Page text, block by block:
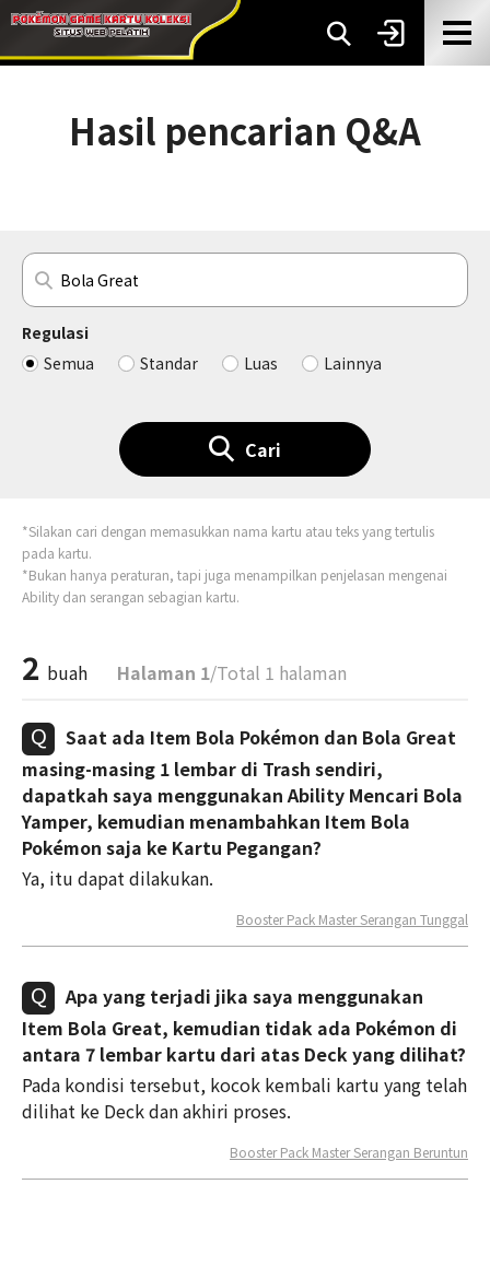
Hasil pencarian Q&A
Regulasi
Semua
Standar Luas Lainnya
Cari
*Silakan cari dengan memasukkan nama kartu atau teks yang tertulis
pada kartu.
*Bukan hanya peraturan, tapi juga menampilkan penjelasan mengenai
Ability dan serangan sebagian kartu.
2 buah Halaman 1/Total 1 halaman
Saat ada Item Bola Pokémon dan Bola Great
masing-masing 1 lembar di Trash sendiri,
dapatkah saya menggunakan Ability Mencari Bola
Yamper, kemudian menambahkan Item Bola
Pokémon saja ke Kartu Pegangan?
Ya, itu dapat dilakukan.
Booster Pack Master Serangan Tunggal
Apa yang terjadi jika saya menggunakan
Item Bola Great, kemudian tidak ada Pokémon di
antara 7 lembar kartu dari atas Deck yang dilihat?
Pada kondisi tersebut, kocok kembali kartu yang telah
dilihat ke Deck dan akhiri proses.
Booster Pack Master Serangan Beruntun